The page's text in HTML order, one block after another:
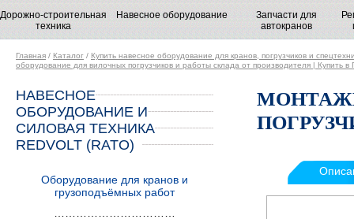
Дорожно-строительная
техника
Навесное оборудование
Запчасти для
автокранов
Главная / Каталог / Купить навесное оборудование для кранов, погрузчиков и
оборудование для вилочных погрузчиков и работы склада от производителя | Купить в
НАВЕСНОЕ
ОБОРУДОВАНИЕ И
СИЛОВАЯ ТЕХНИКА
REDVOLT (RATO)
Оборудование для кранов и
грузоподъёмных работ